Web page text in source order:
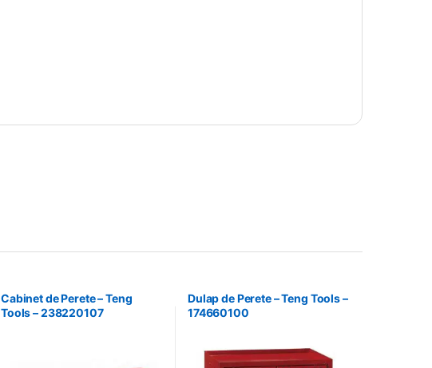
Cabinet de Perete – Teng
Tools – 238220107
Dulap de Perete – Teng Tools –
174660100